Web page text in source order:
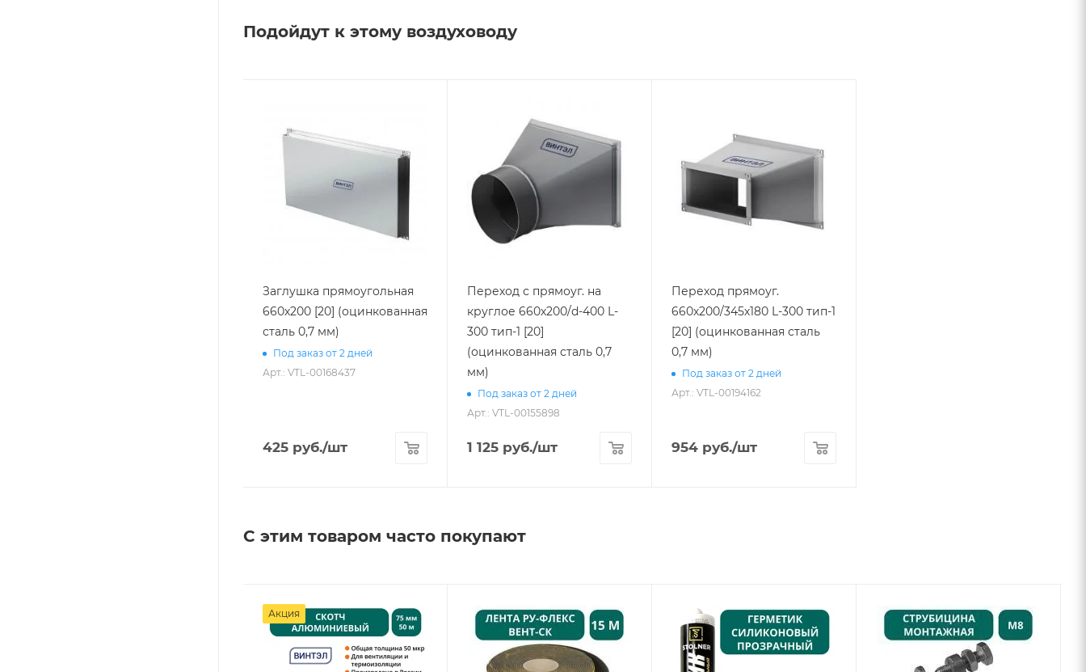
Подойдут к этому воздуховоду
Заглушка прямоугольная
660х200 [20] (оцинкованная
сталь 0,7 мм)
Под заказ от 2 дней
Арт.: VTL-00168437
425 руб./шт
Переход с прямоуг. на
круглое 660х200/d-400 L-
300 тип-1 [20]
(оцинкованная сталь 0,7
мм)
Под заказ от 2 дней
Арт.: VTL-00155898
1 125 руб./шт
Переход прямоуг.
660х200/345х180 L-300 тип-1
[20] (оцинкованная сталь
0,7 мм)
Под заказ от 2 дней
Арт.: VTL-00194162
954 руб./шт
С этим товаром часто покупают
Акция